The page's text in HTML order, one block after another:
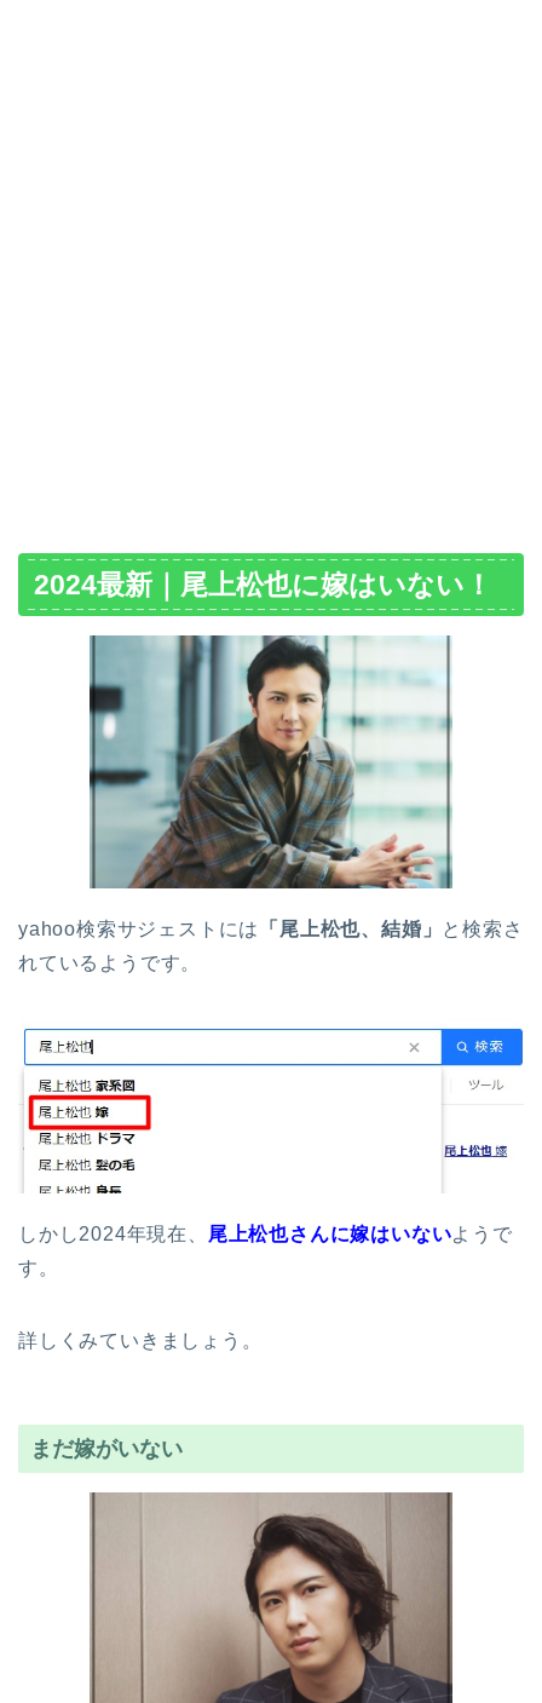
2024最新｜尾上松也に嫁はいない！
yahoo検索サジェストには 「尾上松也、結婚」 と検索さ
れているようです。
しかし2024年現在、 尾上松也さんに嫁はいないようで
す。
詳しくみていきましょう。
まだ嫁がいない